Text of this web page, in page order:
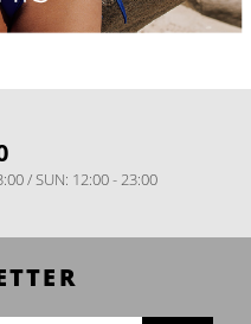
/ SUN: 12:00 - 23:00